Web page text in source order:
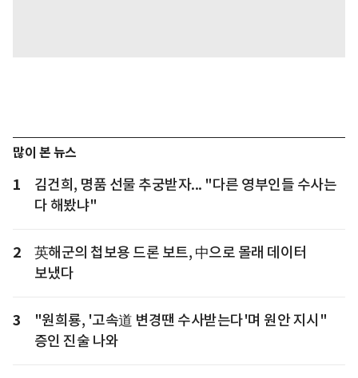
많이 본 뉴스
1
김건희, 명품 선물 추궁받자... "다른 영부인들 수사는
다 해봤냐"
2
英해군의 첩보용 드론 보트, 中으로 몰래 데이터
보냈다
3
"원희룡, '고속道 변경땐 수사받는다'며 원안 지시"
증인 진술 나와